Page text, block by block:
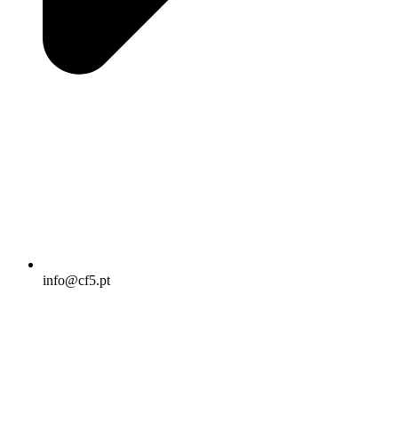
info@cf5.pt